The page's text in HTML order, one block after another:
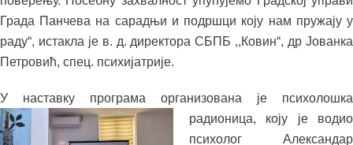
Града Панчева на сарадњи и подршци коју нам пружају у
раду“, истакла је в. д. директора СБПБ ,,Ковин“, др Јованка
Петровић, спец. психијатрије.
У наставку програма организована је психолошка
радионица, коју је водио
психолог Александар